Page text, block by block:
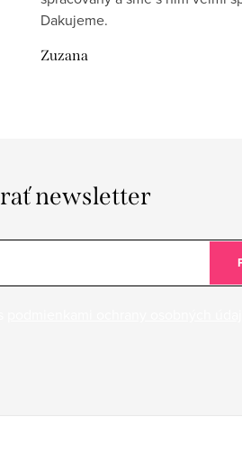
Dakujeme.
Zuzana
newsletter